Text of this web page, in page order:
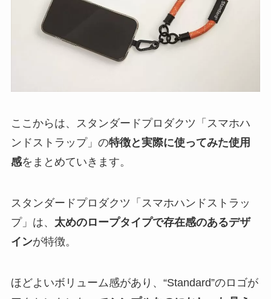
ここからは、スタンダードプロダクツ「スマホハ
ンドストラップ」の特徴と実際に使ってみた使用
感をまとめていきます。
スタンダードプロダクツ「スマホハンドストラッ
プ」は、 太めのロープタイプで存在感のあるデザ
インが特徴。
ほどよいボリューム感があり、“Standard”のロゴが